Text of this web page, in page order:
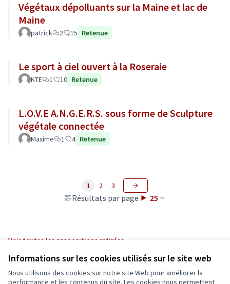
Informations sur les cookies utilisés sur le site web
Nous utilisons des cookies sur notre site Web pour améliorer la
performance et les contenus du site. Les cookies nous permettent
Végétaux dépolluants sur la Maine et lac de
Maine
patrick 2 15 Retenue
Le sport à ciel ouvert à la Roseraie
KTE 1 10 Retenue
L.O.V.E A.N.G.E.R.S. sous forme de Sculpture
végétale connectée
Maxime 1 4 Retenue
Résultats par page : 25
1 2 3
Voir toutes les propositions retirées
Conditions d'utilisation